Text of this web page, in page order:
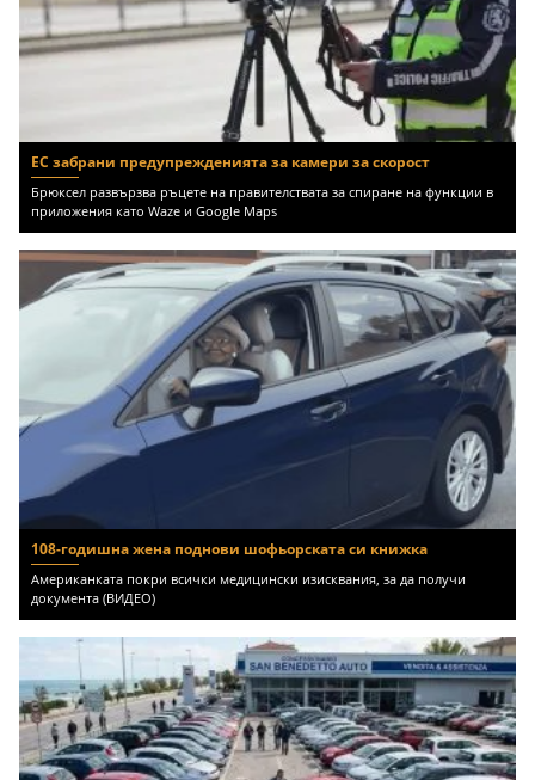
ЕС забрани предупрежденията за камери за скорост
Брюксел развързва ръцете на правителствата за спиране на функции в
приложения като Waze и Google Maps
108-годишна жена поднови шофьорската си книжка
Американката покри всички медицински изисквания, за да получи
документа (ВИДЕО)